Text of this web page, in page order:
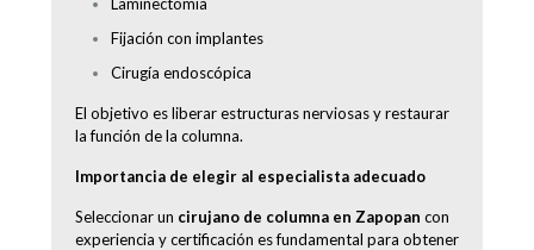
Fijación con implantes
Cirugía endoscópica
El objetivo es liberar estructuras nerviosas y restaurar
la función de la columna.
Importancia de elegir al especialista adecuado
Seleccionar un cirujano de columna en Zapopan con
experiencia y certificación es fundamental para obtener